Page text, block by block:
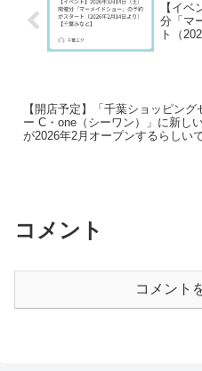
【イ
分「マ
ト（
【開店予定】「千葉ショッピング
ー C・one（シーワン）」に新し
が2026年2月オープンするらしい
コメント
コメント